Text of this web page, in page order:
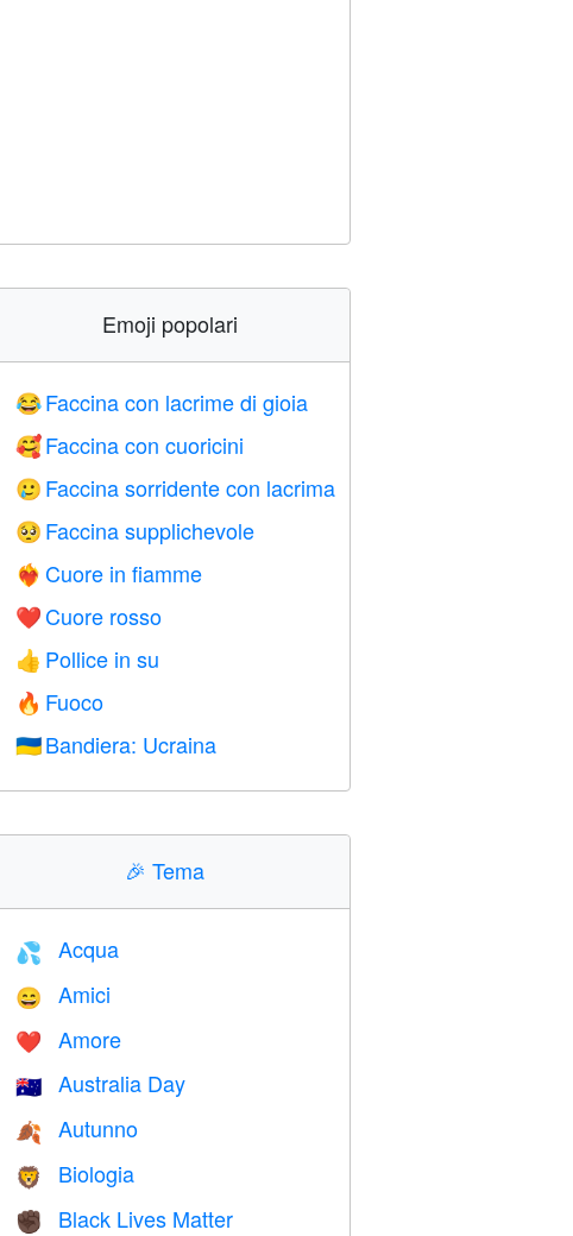
Emoji popolari
😂 Faccina con lacrime di gioia
🥰 Faccina con cuoricini
🥲 Faccina sorridente con lacrima
🥺 Faccina supplichevole
❤️‍🔥 Cuore in fiamme
❤️ Cuore rosso
👍 Pollice in su
🔥 Fuoco
🇺🇦 Bandiera: Ucraina
🎉Tema
💦 Acqua
😄 Amici
❤️️ Amore
🇦🇺 Australia Day
🍂 Autunno
🦁 Biologia
✊🏿 Black Lives Matter